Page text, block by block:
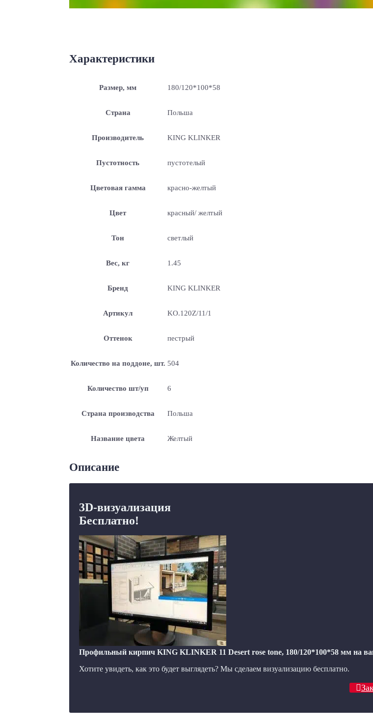
Характеристики
Размер, мм 180/120*100*58
Страна Польша
Производитель KING KLINKER
Пустотность пустотелый
Цветовая гамма красно-желтый
Цвет красный/ желтый
Тон светлый
Вес, кг 1.45
Бренд KING KLINKER
Артикул KO.120Z/11/1
Оттенок пестрый
Количество на поддоне, шт. 504
Количество шт/уп 6
Страна производства Польша
Название цвета Желтый
Описание
3D-визуализация
Бесплатно!
Профильный кирпич KING KLINKER 11 Desert rose tone, 180/120*100*58 мм на
Хотите увидеть, как это будет выглядеть? Мы сделаем визуализацию бесплатно.